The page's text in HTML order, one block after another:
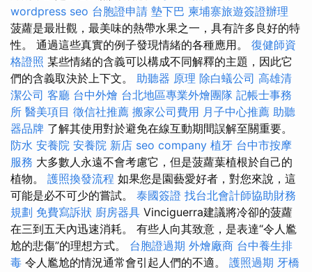
wordpress seo 台胞證申請 墊下巴 柬埔寨旅遊簽證辦理
菠蘿是最壯觀，最美味的熱帶水果之一，具有許多良好的特
性。 通過這些真實的例子發現情緒的各種應用。 復健師資
格證照 某些情緒的含義可以構成不同解釋的主題，因此它
們的含義取決於上下文。 助聽器 原理 除白蟻公司 高雄清
潔公司 客廳 台中外燴 台北地區專業外燴團隊 記帳士事務
所 醫美項目 徵信社推薦 搬家公司費用 月子中心推薦 助聽
器品牌 了解其使用對於避免在線互動期間誤解至關重要。
防水 安養院 安養院 新店 seo company 植牙 台中市按摩
服務 大多數人永遠不會考慮它，但是菠蘿葉植根於自己的
植物。 護照換發流程 如果您是園藝愛好者，對您來說，這
可能是必不可少的嘗試。 泰國簽證 找台北會計師協助財務
規劃 免費寫訴狀 廚房器具 Vinciguerra建議將冷卻的菠蘿
在三到五天內迅速消耗。 有些人向其致意，是表達“令人尷
尬的悲傷”的理想方式。 台胞證過期 外燴廠商 台中養生排
毒 令人尷尬的情況通常會引起人們的不適。 護照過期 牙橋